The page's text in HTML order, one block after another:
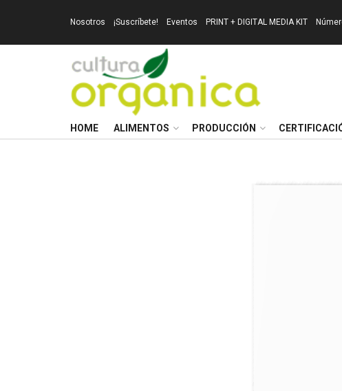
Nosotros ¡Suscríbete! Eventos PRINT + DIGITAL MEDIA KIT
HOME ALIMENTOS PRODUCCIÓN